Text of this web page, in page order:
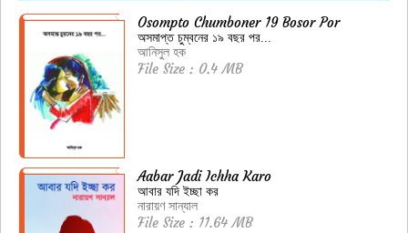
Osompto Chumboner 19 Bosor Por
অসমাপ্ত চুম্বনের ১৯ বছর পর...
আনিসুল হক
File Size : 0.4 MB
Aabar Jadi Ichha Karo
আবার যদি ইচ্ছা কর
নারায়ণ সান্যাল
File Size : 11.64 MB